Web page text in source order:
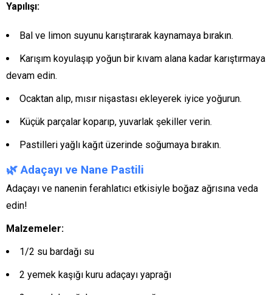
Yapılışı:
Bal ve limon suyunu karıştırarak kaynamaya bırakın.
Karışım koyulaşıp yoğun bir kıvam alana kadar karıştırmaya
devam edin.
Ocaktan alıp, mısır nişastası ekleyerek iyice yoğurun.
Küçük parçalar koparıp, yuvarlak şekiller verin.
Pastilleri yağlı kağıt üzerinde soğumaya bırakın.
🌿Adaçayı ve Nane Pastili
Adaçayı ve nanenin ferahlatıcı etkisiyle boğaz ağrısına veda
edin!
Malzemeler:
1/2 su bardağı su
2 yemek kaşığı kuru adaçayı yaprağı